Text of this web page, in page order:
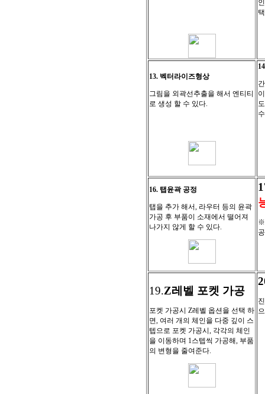
13. 벡터라이즈형상
그림을 외곽선추출을 해서 엔티티
로 생성 할 수 있다.
16. 탭윤곽 공정
탭을 추가 해서, 라우터 등의 윤곽
가공 후 부품이 소재에서 떨어져
나가지 않게 할 수 있다.
※
19.Z레벨 포켓 가공
포켓 가공시 Z레벨 옵션을 선택 하
면, 여러 개의 체인을 다중 깊이 스
텝으로 포켓 가공시, 각각의 체인
을 이동하며 1스텝씩 가공해, 부품
의 변형을 줄여준다.